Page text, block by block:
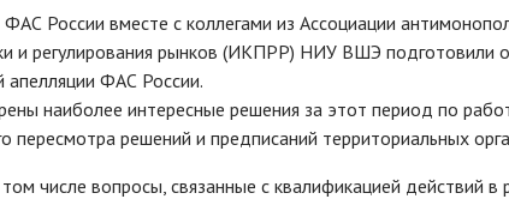
России вместе с коллегами из Ассоциации
и регулирования рынков (ИКПРР) НИУ ВШЭ подготовили
апелляции ФАС России.
наиболее интересные решения за этот период по
пересмотра решений и предписаний территориальных
числе вопросы, связанные с квалификацией действий в